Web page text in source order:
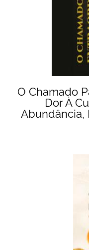
O Chamado
Dor À
Abundância,